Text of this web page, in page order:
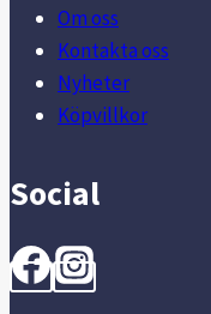
Om oss
Kontakta oss
Nyheter
Köpvillkor
Social